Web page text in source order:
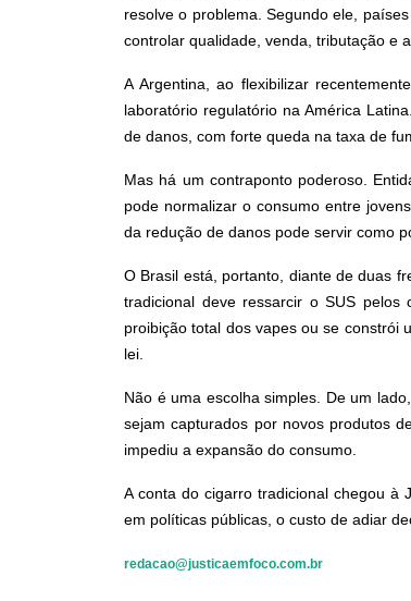
resolve o problema. Segundo ele,
controlar qualidade, venda, tributação e
A Argentina, ao flexibilizar
laboratório regulatório na América
de danos, com forte queda na taxa de
Mas há um contraponto poderoso.
pode normalizar o consumo entre
da redução de danos pode servir como
O Brasil está, portanto, diante de duas
tradicional deve ressarcir o SUS
proibição total dos vapes ou se constrói
lei.
Não é uma escolha simples. De um
sejam capturados por novos produtos
impediu a expansão do consumo.
A conta do cigarro tradicional chegou à
em políticas públicas, o custo de adiar
redacao@justicaemfoco.com.br